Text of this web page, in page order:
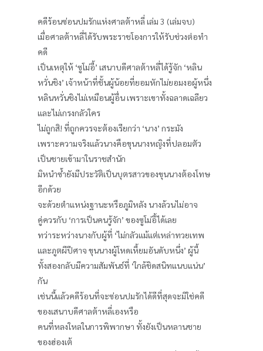
คดีร้อนซ่อนปมรักแห่งศาลต้าหลี่ เล่ม 3 (เล่มจบ)
เมื่อศาลต้าหลี่ได้รับพระราชโองการให้รับช่วงต่อทำ
คดี
เป็นเหตุให้ ‘ซูโม่อี้’ เสนาบดีศาลต้าหลี่ได้รู้จัก ‘หลิน
หวั่นชิง’ เจ้าหน้าที่ชั้นผู้น้อยที่ยอมหักไม่ยอมงอผู้หนึ่ง
หลินหวั่นชิงไม่เหมือนผู้อื่น เพราะเขาทั้งฉลาดเฉลียว
และไม่เกรงกลัวใคร
ไม่ถูกสิ! ที่ถูกควรจะต้องเรียกว่า ‘นาง’ กระมัง
เพราะความจริงแล้วนางคือขุนนางหญิงที่ปลอมตัว
เป็นชายเข้ามาในราชสำนัก
มิหนำซ้ำยังมีประวัติเป็นบุตรสาวของขุนนางต้องโทษ
อีกด้วย
จะด้วยตำแหน่งฐานะหรือภูมิหลัง นางล้วนไม่อาจ
คู่ควรกับ ‘การเป็นคนรู้จัก’ ของซูโม่อี้ได้เลย
ทว่าระหว่างนางกับผู้ที่ ‘ไม่กลัวแม้แต่เหล่าทวยเทพ
และภูตผีปีศาจ ขุนนางผู้โหดเหี้ยมอันดับหนึ่ง’ ผู้นี้
ทั้งสองกลับมีความสัมพันธ์ที่ ‘ใกล้ชิดสนิทแนบแน่น’
กัน
เช่นนี้แล้วคดีร้อนที่จะซ่อนปมรักได้ดีที่สุดจะมิใช่คดี
ของเสนาบดีศาลต้าหลี่เองหรือ
คนที่หลงใหลในการพิพากษา ทั้งยังเป็นหลานชาย
ของฮ่องเต้